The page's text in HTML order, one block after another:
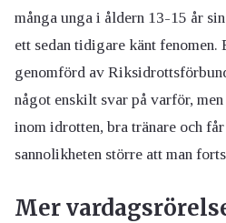
många unga i åldern 13-15 år
ett sedan tidigare känt fenomen.
genomförd av
något enskilt svar på varför,
inom idrotten, bra tränare och
sannolikheten större att man
Mer